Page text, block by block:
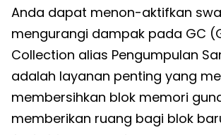
Anda dapat menon-aktifkan
mengurangi dampak pada GC
Collection alias Pengumpulan
adalah layanan penting yang
membersihkan blok memori
memberikan ruang bagi blok